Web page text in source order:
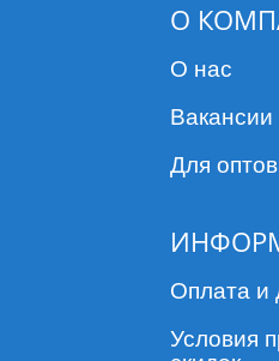
О
О нас
Вакансии
Для
Оплата и
Условия